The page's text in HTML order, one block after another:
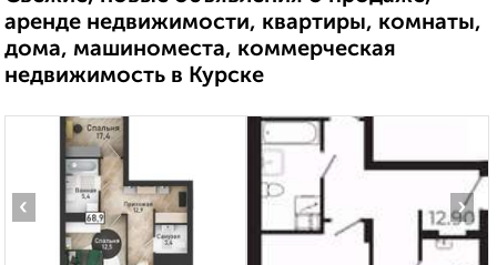
аренде недвижимости, квартиры, комнаты,
дома, машиноместа, коммерческая
недвижимость в Курске
‹ ›